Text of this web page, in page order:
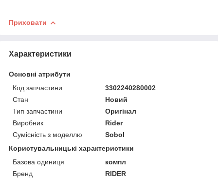
Приховати
Характеристики
Основні атрибути
Код запчастини
3302240280002
Стан
Новий
Тип запчастини
Оригінал
Виробник
Rider
Сумісність з моделлю
Sobol
Користувальницькі характеристики
Базова одиниця
компл
Бренд
RIDER